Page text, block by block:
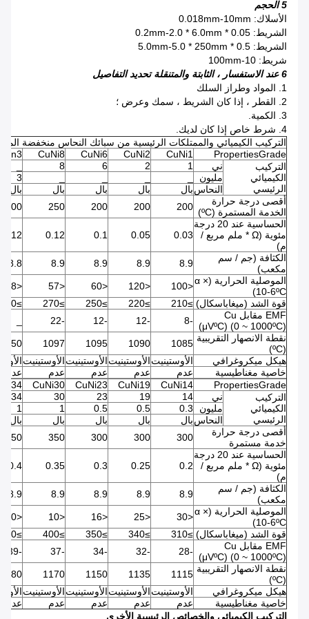
5 الحجم
الأسلاك: 0.018mm-10mm
الشريط: 0.05 * 0.2mm-2.0 * 6.0mm
الشريط: 0.5 * 5.0mm-5.0 * 250mm
شريط: 10-100mm
6 عند الاستفسار ، الثابتة والمتنقلة تحديد التفاصيل
1. المواد وطراز السلك
2. القطر ، إذا كان الشريط ، سمك وعرض ؛
3. الكمية.
4. شرط خاص إذا كان لديك.
التركيب الكيميائي والممتلكات الرئيسية من سبائك النحاس منخفضة
PropertiesGrade
CuNi1
CuNi2
CuNi6
CuNi8
التركيب
الكيميائي
الرئيسي
ني 1
2
6
8
مليون
3
النحاسبال بال بال بال
بال
أقصى درجة حرارة
الخدمة المستمرة (ºC)
200
200
200
250
200
الحساسية عند 20 درجة
مئوية (Ω * ملم مربع /
م)
0.03
0.05
0.1
0.12
0.12
الكثافة (جم / سم
مكعب)
8.9
8.9
8.9
8.9
8.8
الموصلية الحرارية (α ×
10-6ºC)
<100
<120
<60
<57
<38
قوة الشد (ميغاباسكال) ≥210
≥220
≥250
≥270
≥290
EMF مقابل Cu
(μVºC) (0 ~ 1000ºC)
-8
-12
-12
-22
نقطة الانصهار التقريبية
(ºC)
1085
1090
1095
1097
1050
هيكل ميكروغرافي
الأوستينيتالأوستينيتالأوستينيتالأوستينيت
خاصية مغناطيسية
عدم عدم عدم عدم
عدم
PropertiesGrade
CuNi14
CuNi19
CuNi23
CuNi30
التركيب
الكيميائي
الرئيسي
ني 14
19
23
30
34
مليون
0.3
0.5
0.5
1
1
النحاسبال بال بال بال
بال
أقصى درجة حرارة
خدمة مستمرة
300
300
300
350
350
الحساسية عند 20 درجة
مئوية (Ω * ملم مربع /
م)
0.2
0.25
0.3
0.35
0.4
الكثافة (جم / سم
مكعب)
8.9
8.9
8.9
8.9
8.9
الموصلية الحرارية (α ×
10-6ºC)
<30
<25
<16
<10
<0
قوة الشد (ميغاباسكال) ≥310
≥340
≥350
≥400
≥400
EMF مقابل Cu
(μVºC) (0 ~ 1000ºC)
-28
-32
-34
-37
-39
نقطة الانصهار التقريبية
(ºC)
1115
1135
1150
1170
1180
هيكل ميكروغرافي
الأوستينيتالأوستينيتالأوستينيتالأوستينيت
خاصية مغناطيسية
عدم عدم عدم عدم
عدم
التركيب الكيميائي والخصائص الرئيسية الأخرى